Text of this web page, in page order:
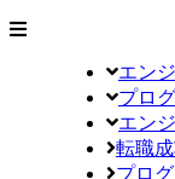
エン
プロ
エン
転職
プロ